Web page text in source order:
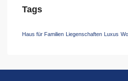
Tags
Haus für Familien Liegenschaften Luxus